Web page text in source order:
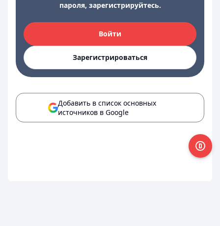
пароля, зарегистрируйтесь.
Войти
Зарегистрироваться
Добавить в список основных
источников в Google